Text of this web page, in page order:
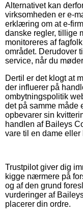
Alternativet kan
virksomheden er e-
erklæring om at e-
danske regler, tillige
monitoreres af
området. Derudover
service, når du
Dertil er det klogt at
der influerer på
ombytningspolitik
det på samme måde
opbevarer sin
handlen af Baileys
vare til en dame eller
Trustpilot giver dig
kigge nærmere på
og af den grund
vurderinger af
placerer din ordre.